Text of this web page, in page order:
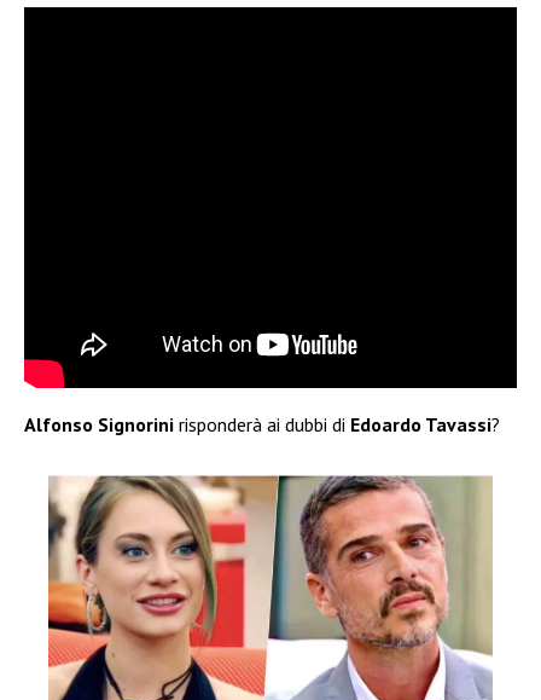
Alfonso Signorini risponderà ai dubbi di Edoardo Tavassi?